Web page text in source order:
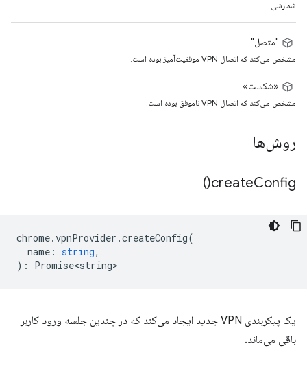
شمارشی
"متصل"
مشخص می‌کند که اتصال VPN موفقیت‌آمیز بوده است.
«شکست»
مشخص می‌کند که اتصال VPN ناموفق بوده است.
روش‌ها
createConfig(
)
chrome.vpnProvider .createConfig(
name : string,
) : Promise<string>
یک پیکربندی VPN جدید ایجاد می‌کند که در چندین جلسه ورود کاربر
باقی می‌ماند.